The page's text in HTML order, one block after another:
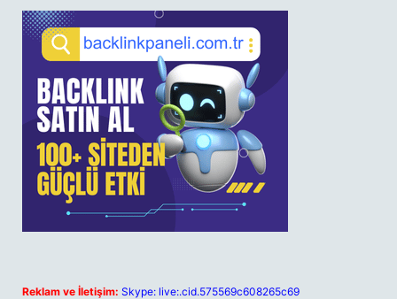
Reklam ve İletişim: Skype: live:.cid.575569c608265c69